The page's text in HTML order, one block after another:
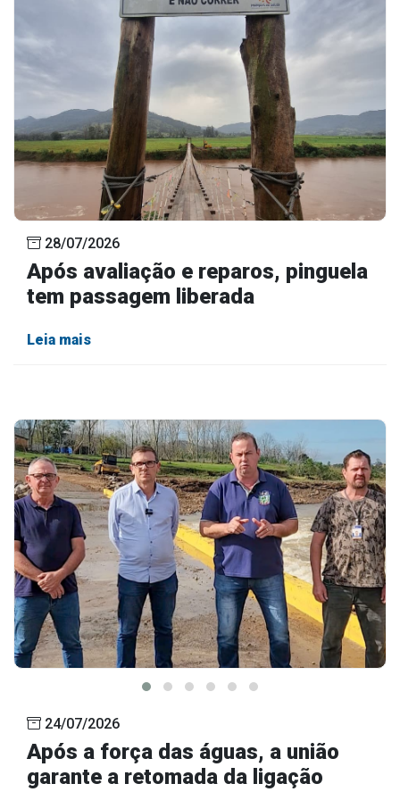
28/07/2026
Após avaliação e reparos, pinguela
tem passagem liberada
Leia mais
24/07/2026
Após a força das águas, a união
garante a retomada da ligação